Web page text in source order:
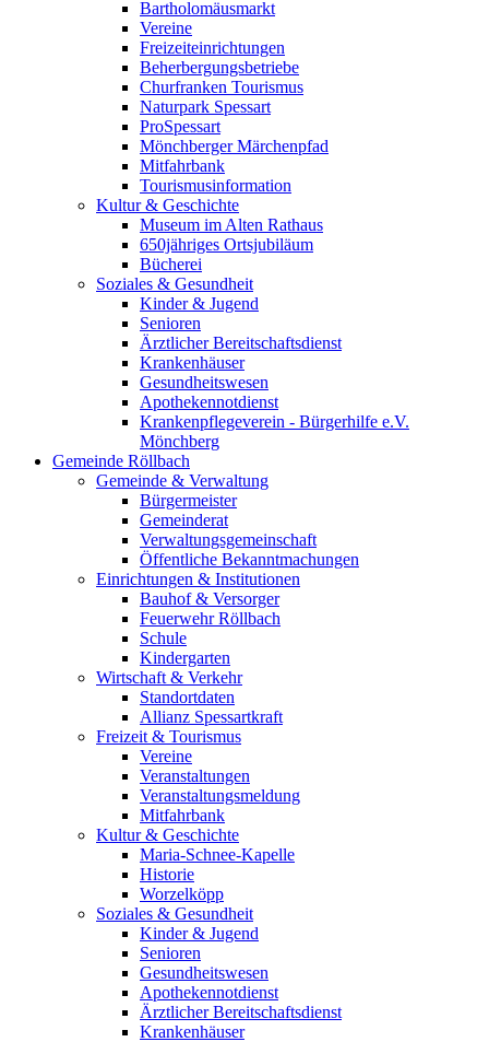
Bartholomäusmarkt
Vereine
Freizeiteinrichtungen
Beherbergungsbetriebe
Churfranken Tourismus
Naturpark Spessart
ProSpessart
Mönchberger Märchenpfad
Mitfahrbank
Tourismusinformation
Kultur & Geschichte
Museum im Alten Rathaus
650jähriges Ortsjubiläum
Bücherei
Soziales & Gesundheit
Kinder & Jugend
Senioren
Ärztlicher Bereitschaftsdienst
Krankenhäuser
Gesundheitswesen
Apothekennotdienst
Krankenpflegeverein - Bürgerhilfe e.V.
Mönchberg
Gemeinde Röllbach
Gemeinde & Verwaltung
Bürgermeister
Gemeinderat
Verwaltungsgemeinschaft
Öffentliche Bekanntmachungen
Einrichtungen & Institutionen
Bauhof & Versorger
Feuerwehr Röllbach
Schule
Kindergarten
Wirtschaft & Verkehr
Standortdaten
Allianz Spessartkraft
Freizeit & Tourismus
Vereine
Veranstaltungen
Veranstaltungsmeldung
Mitfahrbank
Kultur & Geschichte
Maria-Schnee-Kapelle
Historie
Worzelköpp
Soziales & Gesundheit
Kinder & Jugend
Senioren
Gesundheitswesen
Apothekennotdienst
Ärztlicher Bereitschaftsdienst
Krankenhäuser